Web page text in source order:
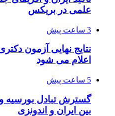
علمی در بریکس
3 ساعت پیش
اعلام می شود
5 ساعت پیش
گسترش تبادل بورسیه
بین ایران و اندونزی